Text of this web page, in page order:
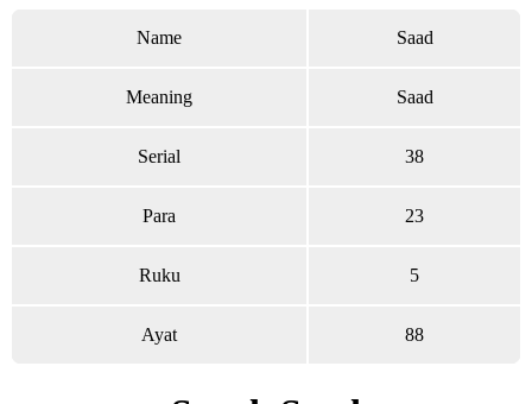
Name Saad
Meaning Saad
Serial 38
Para 23
Ruku 5
Ayat 88